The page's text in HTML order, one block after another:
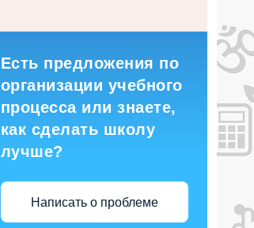
Есть предложения по
организации учебного
процесса или знаете,
как сделать школу
лучше?
Написать о проблеме